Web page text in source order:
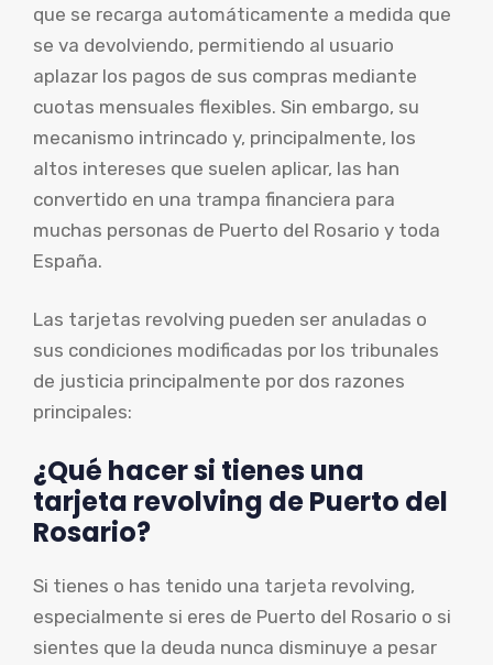
que se recarga automáticamente a medida que
se va devolviendo, permitiendo al usuario
aplazar los pagos de sus compras mediante
cuotas mensuales flexibles. Sin embargo, su
mecanismo intrincado y, principalmente, los
altos intereses que suelen aplicar, las han
convertido en una trampa financiera para
muchas personas de Puerto del Rosario y toda
España.
Las tarjetas revolving pueden ser anuladas o
sus condiciones modificadas por los tribunales
de justicia principalmente por dos razones
principales:
¿Qué hacer si tienes una
tarjeta revolving de Puerto del
Rosario?
Si tienes o has tenido una tarjeta revolving,
especialmente si eres de Puerto del Rosario o si
sientes que la deuda nunca disminuye a pesar